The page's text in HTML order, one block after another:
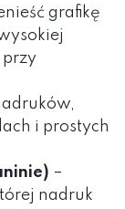
grafikę
i prostych
–
nadruk